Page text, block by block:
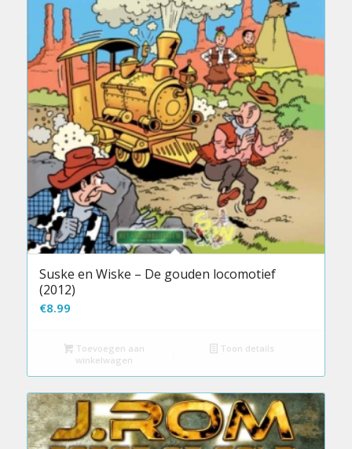
Suske en Wiske – De gouden locomotief
(2012)
€8.99
Toevoegen aan
winkelwagen
Toon details